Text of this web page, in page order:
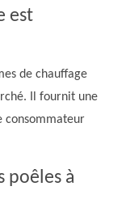
est
de chauffage
Il fournit une
consommateur
poêles à